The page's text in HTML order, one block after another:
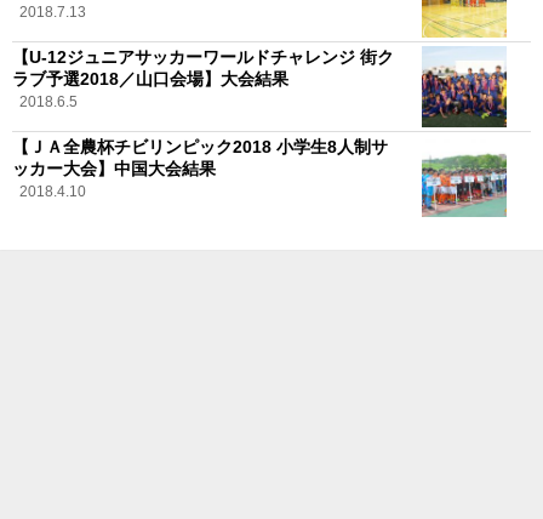
2018.7.13
【U-12ジュニアサッカーワールドチャレンジ 街ク
ラブ予選2018／山口会場】大会結果
2018.6.5
【ＪＡ全農杯チビリンピック2018 小学生8人制サ
ッカー大会】中国大会結果
2018.4.10